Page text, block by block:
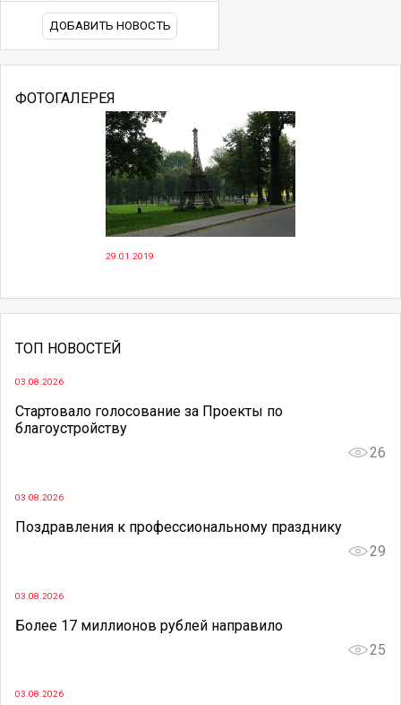
ДОБАВИТЬ НОВОСТЬ
ФОТОГАЛЕРЕЯ
29.01.2019
ТОП НОВОСТЕЙ
03.08.2026
Стартовало голосование за Проекты по
благоустройству
26
03.08.2026
Поздравления к профессиональному празднику
29
03.08.2026
Более 17 миллионов рублей направило
25
03.08.2026